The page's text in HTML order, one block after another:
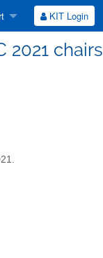
KIT Login
2021 chairs